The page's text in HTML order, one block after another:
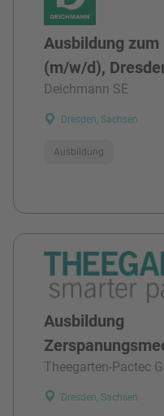
Ausbildung
(m/w/d),
Deichmann SE
Dresden, Sachsen
Ausbildung
Ausbildung
Theegarten-Pactec
Dresden, Sachsen